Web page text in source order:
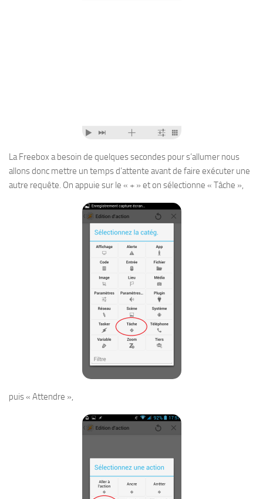
La Freebox a besoin de quelques secondes pour s’allumer nous
allons donc mettre un temps d’attente avant de faire exécuter une
autre requête. On appuie sur le « + » et on sélectionne « Tâche »,
puis « Attendre »,